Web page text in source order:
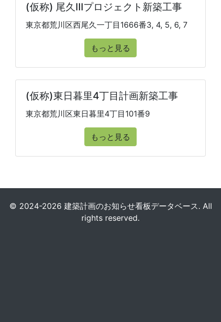
(仮称) 尾久Ⅲプロジェクト新築工事
東京都荒川区西尾久一丁目1666番3, 4, 5, 6, 7
もっと見る
(仮称)東日暮里4丁目計画新築工事
東京都荒川区東日暮里4丁目101番9
もっと見る
© 2024-2026 建築計画のお知らせ看板データベース. All
rights reserved.